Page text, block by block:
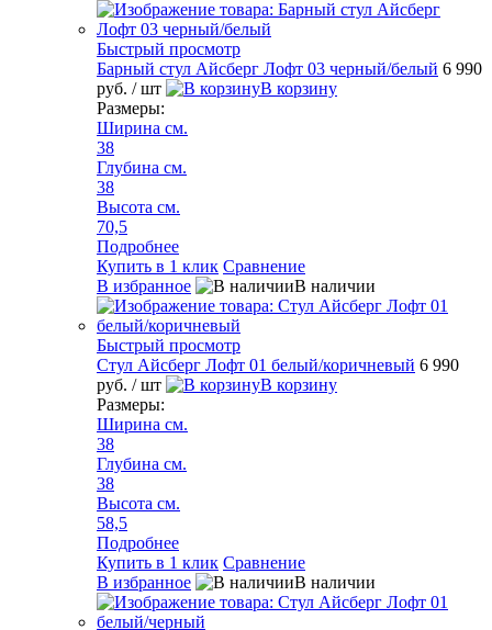
Быстрый просмотр
Барный стул Айсберг Лофт 03 черный/белый 6 990
руб. / шт
В корзину
Размеры:
Ширина см.
38
Глубина см.
38
Высота см.
70,5
Подробнее
Купить в 1 клик Сравнение
В избранное
В наличии
Быстрый просмотр
Стул Айсберг Лофт 01 белый/коричневый 6 990
руб. / шт
В корзину
Размеры:
Ширина см.
38
Глубина см.
38
Высота см.
58,5
Подробнее
Купить в 1 клик Сравнение
В избранное
В наличии